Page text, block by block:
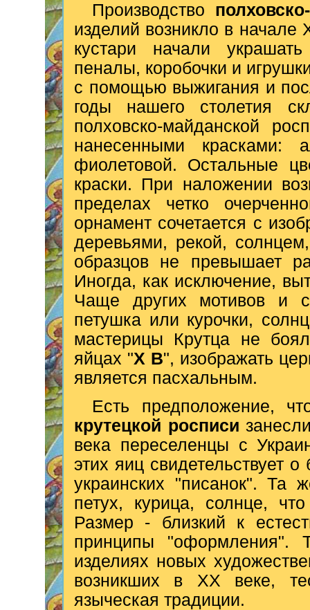
Производство
изделий возникло в начале
кустари начали
пеналы, коробочки и
с помощью выжигания и
годы нашего столетия
полховско-майданской
нанесенными красками:
фиолетовой. Остальные
краски. При наложении
пределах четко
орнамент сочетается с
деревьями, рекой,
образцов не превышает
Иногда, как исключение,
Чаще других мотивов и
петушка или курочки,
мастерицы Крутца не
яйцах "X В", изображать
является пасхальным.
Есть предположение,
крутецкой росписи
века переселенцы с
этих яиц свидетельствует
украинских "писанок". Та
петух, курица, солнце,
Размер - близкий к
принципы
изделиях новых
возникших в XX веке,
языческая традиции.